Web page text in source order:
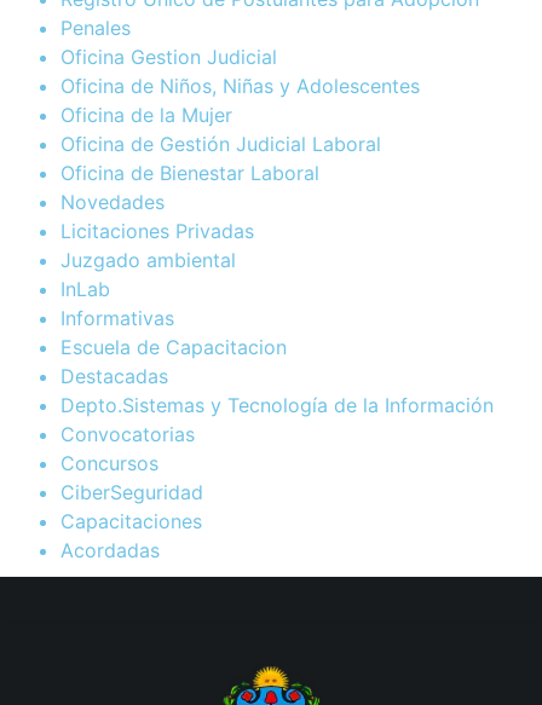
Penales
Oficina Gestion Judicial
Oficina de Niños, Niñas y Adolescentes
Oficina de la Mujer
Oficina de Gestión Judicial Laboral
Oficina de Bienestar Laboral
Novedades
Licitaciones Privadas
Juzgado ambiental
InLab
Informativas
Escuela de Capacitacion
Destacadas
Depto.Sistemas y Tecnología de la Información
Convocatorias
Concursos
CiberSeguridad
Capacitaciones
Acordadas